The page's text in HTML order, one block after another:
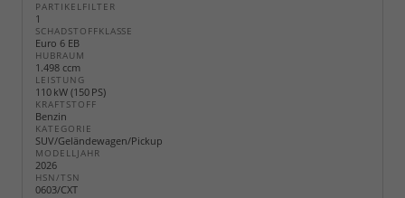
PARTIKELFILTER
1
SCHADSTOFFKLASSE
Euro 6 EB
HUBRAUM
1.498 ccm
LEISTUNG
110 kW (150 PS)
KRAFTSTOFF
Benzin
KATEGORIE
SUV/Geländewagen/Pickup
MODELLJAHR
2026
HSN/TSN
0603/CXT